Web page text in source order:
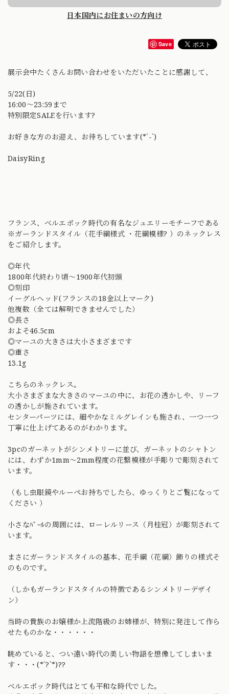
日本国内にお住まいの方向け
Save
展示会中たくさんお問い合わせをいただいたことに感謝して、
5/22(日)
16:00〜23:59まで
特別限定SALEを行います?
お好きな方のお迎え、お待ちしています(*´-`)
DaisyRing
フランス、ベルエポック時代の有名なジュエリーモチーフである
※ガーランドスタイル（花手綱様式 ・花綱模様? ）のネックレス
をご紹介します。
◎年代
1800年代終わり頃〜1900年代初頭
◎刻印
イーグルヘッド(フランスの18金以上マーク)
他複数（全ては解明できませんでした）
◎長さ
およそ46.5cm
◎マーユの大きさは大小さまざまです
◎重さ
13.1g
こちらのネックレス。
大小さまざまな大きさのマーユの中に、お花の透かしや、リーフ
の透かしが施されています。
センターパーツには、細やかなミルグレインも施され、一つ一つ
丁寧に仕上げてあるのがわかります。
3pcのガーネットがシンメトリーに並び、ガーネットのシャトン
には、わずか1mm〜2mm程度の花繋模様が手彫りで彫刻されて
います。
（もし虫眼鏡やルーペお持ちでしたら、ゆっくりとご覧になって
ください ）
小さなﾊﾟｰﾙの周囲には、ローレルリース（月桂冠）が彫刻されて
います。
まさにガーランドスタイルの基本、花手綱（花綱）飾りの様式そ
のものです。
（しかもガーランドスタイルの特徴であるシンメトリーデザイ
ン）
当時の貴族のお嬢様か上流階級のお姉様が、特別に発注して作ら
せたものかな・・・・・・
眺めていると、つい遠い時代の美しい物語を想像してしまいま
す・・・(*´?`*)??
ベルエポック時代はとても平和な時代でした。